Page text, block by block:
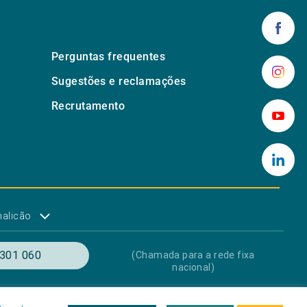
Perguntas frequentes
Sugestões e reclamações
Recrutamento
060
(Chamada para a rede fixa
nacional)